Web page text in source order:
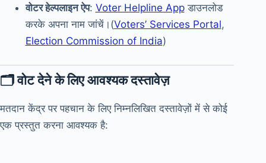
वोटर हेल्पलाइन ऐप: Voter Helpline Appडाउनलोड
करके अपना नाम जांचें।(Voters’ Services Portal,
Election Commission of India)
🗂️ वोट देने के लिए आवश्यक दस्तावेज़
मतदान केंद्र पर पहचान के लिए निम्नलिखित दस्तावेज़ों में से कोई
एक प्रस्तुत करना आवश्यक है: